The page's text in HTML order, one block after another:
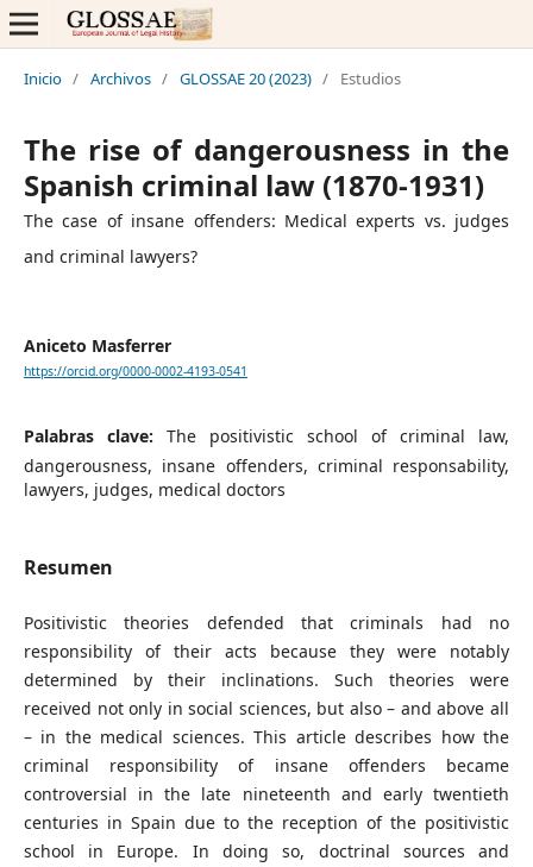
Inicio / Archivos / GLOSSAE 20 (2023) / Estudios
The rise of dangerousness in the
Spanish criminal law (1870-1931)
The case of insane offenders: Medical experts vs. judges
and criminal lawyers?
Aniceto Masferrer
https://orcid.org/0000-0002-4193-0541
Palabras clave: The positivistic school of criminal law,
dangerousness, insane offenders, criminal responsability,
lawyers, judges, medical doctors
Resumen
Positivistic theories defended that criminals had no
responsibility of their acts because they were notably
determined by their inclinations. Such theories were
received not only in social sciences, but also – and above all
– in the medical sciences. This article describes how the
criminal responsibility of insane offenders became
controversial in the late nineteenth and early twentieth
centuries in Spain due to the reception of the positivistic
school in Europe. In doing so, doctrinal sources and